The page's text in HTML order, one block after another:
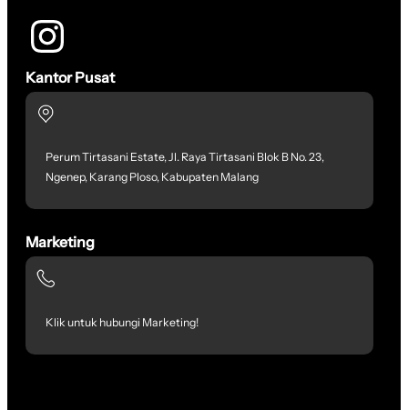
Kantor Pusat
Perum Tirtasani Estate, Jl. Raya Tirtasani Blok B No. 23,
Ngenep, Karang Ploso, Kabupaten Malang
Marketing
Klik untuk hubungi Marketing!